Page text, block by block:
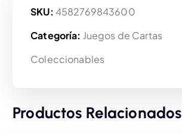
SKU: 4582769843600
Categoría: Juegos de Cartas
Coleccionables
Productos Relacionados